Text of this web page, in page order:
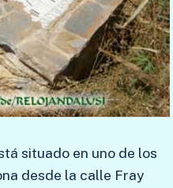
situado en uno de los
desde la calle Fray